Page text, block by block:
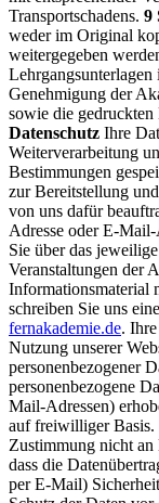
Transportschadens. 9
weder im Original
weitergegeben
Genehmigung der
sowie die gedruckten
Datenschutz Ihre
Weiterverarbeitung
Bestimmungen
zur Bereitstellung
von uns dafür
Adresse oder E-Mail-
Sie über das
Veranstaltungen der
Informationsmaterial
schreiben Sie uns
fernakademie.de.
Nutzung unserer
personenbezogener
personenbezogene
Mail-Adressen)
auf freiwilliger Basis.
Zustimmung nicht
dass die
per E-Mail)